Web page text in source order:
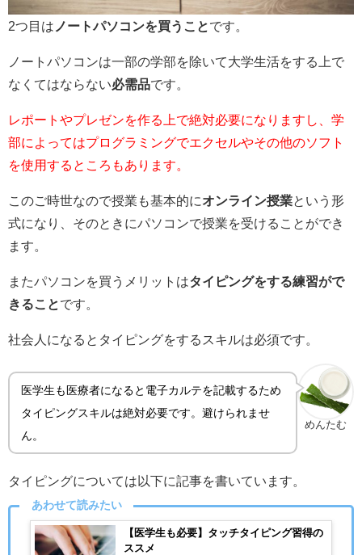
2つ目は ノートパソコンを買うことです。
ノートパソコンは一部の学部を除いて大学生活をする上で
なくてはならない必需品です。
レポートやプレゼンを作る上で絶対必要になりますし、学
部によってはプログラミングでエクセルやその他のソフト
を使用するところもあります。
このご時世なので授業も基本的にオンライン授業という形
式になり、そのときにパソコンで授業を受けることができ
ます。
またパソコンを買うメリットはタイピングをする練習がで
きることです。
社会人になるとタイピングをするスキルは必須です。
めんたむ
医学生も医療者になると電子カルテを記載するため
タイピングスキルは絶対必要です。避けられませ
ん。
タイピングについては以下に記事を書いています。
あわせて読みたい
【医学生も必要】タッチタイピング習得の
ススメ